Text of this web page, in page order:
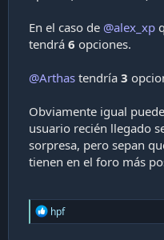
En el caso de @alex_xp
tendrá 6 opciones.
@Arthas tendría 3
Obviamente igual
usuario recién llegado
sorpresa, pero sepan
tienen en el foro más
R
e
hpf